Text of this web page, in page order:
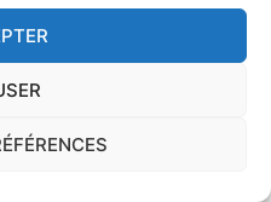
ou fort) où des règles de
aux bâtiments